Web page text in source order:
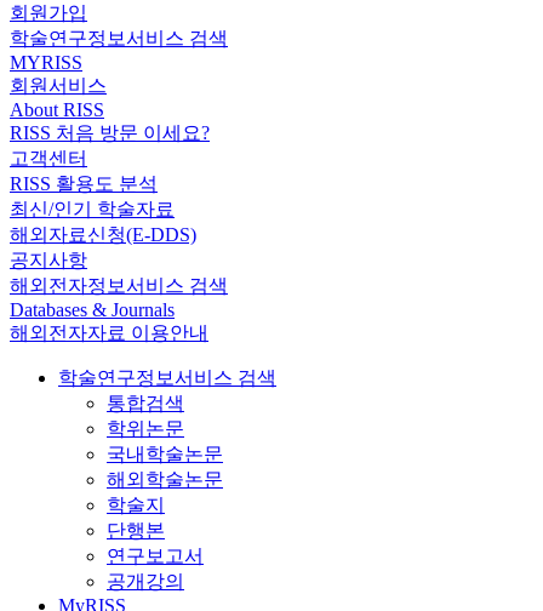
회원가입
학술연구정보서비스 검색
MYRISS
회원서비스
About RISS
RISS 처음 방문 이세요?
고객센터
RISS 활용도 분석
최신/인기 학술자료
해외자료신청(E-DDS)
공지사항
해외전자정보서비스 검색
Databases & Journals
해외전자자료 이용안내
학술연구정보서비스 검색
통합검색
학위논문
국내학술논문
해외학술논문
학술지
단행본
연구보고서
공개강의
MyRISS